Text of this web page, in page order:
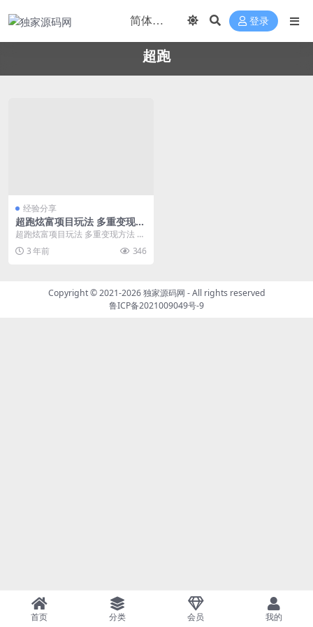
登录
超跑
经验分享
超跑炫富项目玩法 多重变现方
法 玩法无私分享给你
超跑炫富项目玩法 多重变现方法 玩
法无私分享给你
3 年前 346
Copyright © 2021-2026独家源码网 - All rights reserved
鲁ICP备2021009049号-9
首页 分类 会员 我的